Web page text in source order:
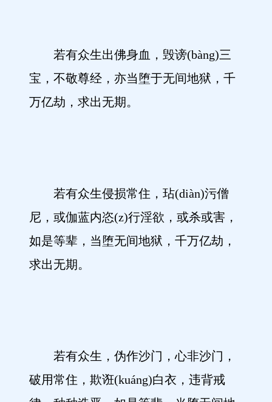
若有众生出佛身血，毁谤(bàng)三
宝，不敬尊经，亦当堕于无间地狱，千
万亿劫，求出无期。
若有众生侵损常住，玷(diàn)污僧
尼，或伽蓝内恣(z)行淫欲，或杀或害，
如是等辈，当堕无间地狱，千万亿劫，
求出无期。
若有众生，伪作沙门，心非沙门，
破用常住，欺诳(kuáng)白衣，违背戒